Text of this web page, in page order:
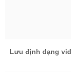
Lưu định dạng